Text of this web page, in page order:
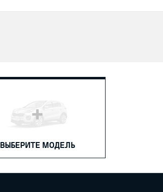
ВЫБЕРИТЕ МОДЕЛЬ